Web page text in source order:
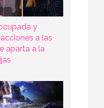
y
a las
aparta a la